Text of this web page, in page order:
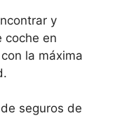
y
coche en
la máxima
seguros de